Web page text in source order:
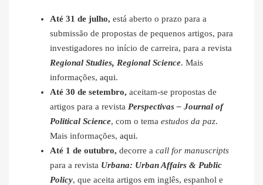
Até 31 de julho, está aberto o prazo para a
submissão de propostas de pequenos artigos, para
investigadores no início de carreira, para a revista
Regional Studies, Regional Science. Mais
informações, aqui.
Até 30 de setembro, aceitam-se propostas de
artigos para a revista Perspectivas – Journal of
Political Science, com o tema estudos da paz.
Mais informações, aqui.
Até 1 de outubro, decorre a call for manuscripts
para a revista Urbana: Urban Affairs & Public
Policy, que aceita artigos em inglês, espanhol e